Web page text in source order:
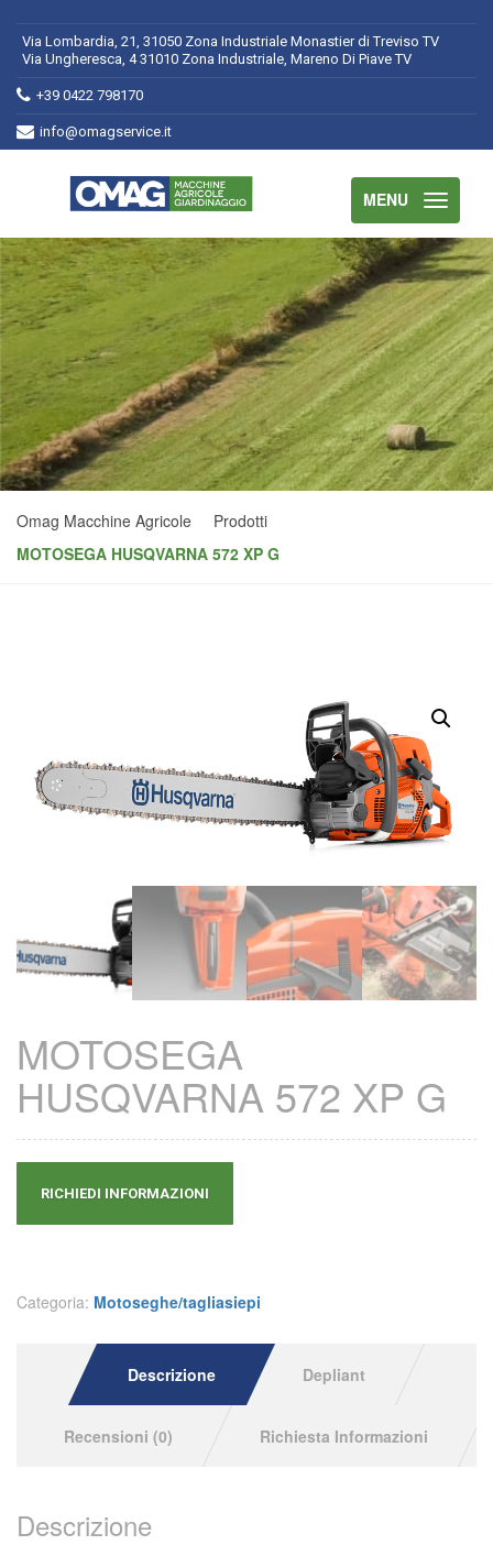
Via Lombardia, 21, 31050 Zona Industriale Monastier di Treviso TV
Via Ungheresca, 4 31010 Zona Industriale, Mareno Di Piave TV
+39 0422 798170
info@omagservice.it
MENU
Omag Macchine Agricole
Prodotti
MOTOSEGA HUSQVARNA 572 XP G
MOTOSEGA
HUSQVARNA 572 XP G
RICHIEDI INFORMAZIONI
Categoria: Motoseghe/tagliasiepi
Descrizione Depliant
Recensioni (0) Richiesta Informazioni
Descrizione